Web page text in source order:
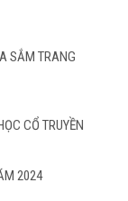
SẮM TRANG
CỔ TRUYỀN
2024